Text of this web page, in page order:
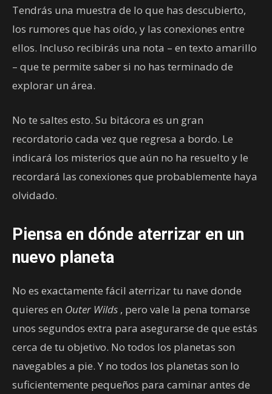
Tendrás una muestra de lo que has descubierto,
los rumores que has oído, y las conexiones entre
ellos. Incluso recibirás una nota – en texto amarillo
– que te permite saber si no has terminado de
explorar un área.
No te saltes esto. Su bitácora es un gran
recordatorio cada vez que regresa a bordo. Le
indicará los misterios que aún no ha resuelto y le
recordará las conexiones que probablemente haya
olvidado.
Piensa en dónde aterrizar en un
nuevo planeta
No es exactamente fácil aterrizar tu nave donde
quieres en Outer Wilds , pero vale la pena tomarse
unos segundos extra para asegurarse de que estás
cerca de tu objetivo. No todos los planetas son
navegables a pie. Y no todos los planetas son lo
suficientemente pequeños para caminar antes de